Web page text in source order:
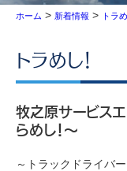
ホーム > 新着情報 > トラ
トラめし！
牧之原サービス
らめし！～
～トラックドライバ